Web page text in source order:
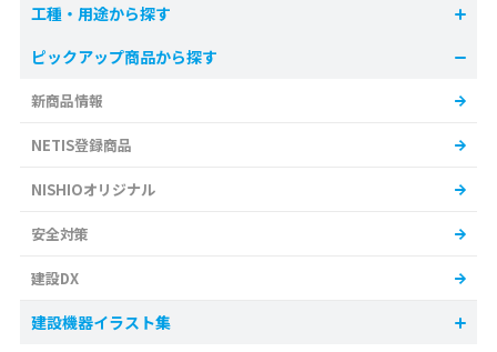
工種・用途から探す
ピックアップ商品から探す
新商品情報
NETIS登録商品
NISHIOオリジナル
安全対策
建設DX
建設機器イラスト集